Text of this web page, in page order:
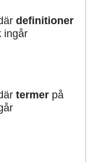
definitioner
ingår
termerpå